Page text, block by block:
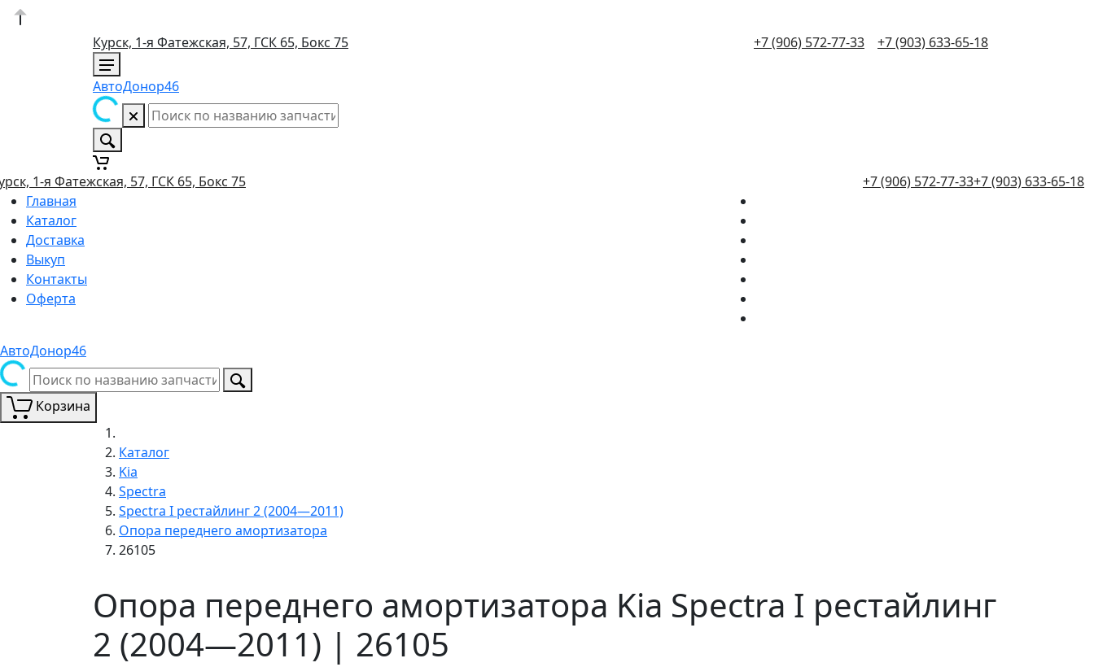
Курск, 1-я Фатежская, 57, ГСК 65, Бокс 75 +7 (906) 572-77-33 +7 (903) 633-65-18
АвтоДонор46
1-я Фатежская, 57, ГСК 65, Бокс 75 +7 (906) 572-77-33+7 (903) 633-65-18
Главная
Каталог
Доставка
Выкуп
Контакты
Оферта
АвтоДонор46
Корзина
Каталог
Kia
Spectra
Spectra I рестайлинг 2 (2004—2011)
Опора переднего амортизатора
26105
Опора переднего амортизатора Kia Spectra I рестайлинг
2 (2004—2011) | 26105